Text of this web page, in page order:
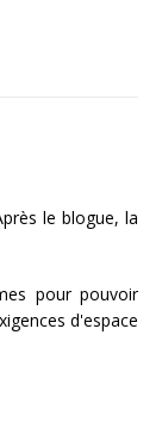
le blogue, la
pour pouvoir
d'espace